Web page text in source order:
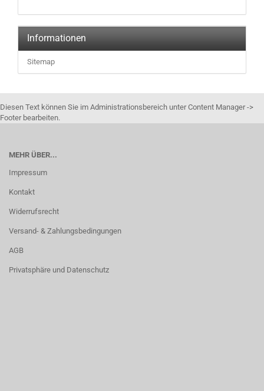
Informationen
Sitemap
Diesen Text können Sie im Administrationsbereich unter Content Manager ->
Footer bearbeiten.
MEHR ÜBER...
Impressum
Kontakt
Widerrufsrecht
Versand- & Zahlungsbedingungen
AGB
Privatsphäre und Datenschutz